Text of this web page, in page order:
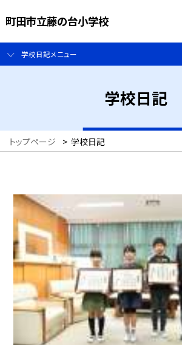
町田市立藤の台小学校
学校日記メニュー
学校日記
トップページ > 学校日記